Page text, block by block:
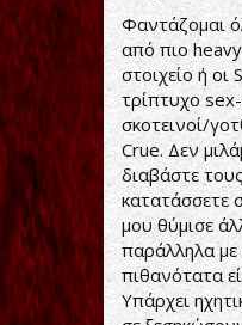
Φαντάζομαι
από πιο
στοιχείο ή
τρίπτυχο
σκοτεινοί/
Crue. Δεν
διαβάστε
κατατάσσετε
μου θύμισε
παράλληλα με
πιθανότατα
Υπάρχει